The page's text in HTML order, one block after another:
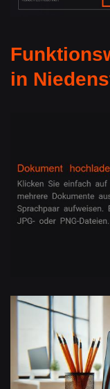
in